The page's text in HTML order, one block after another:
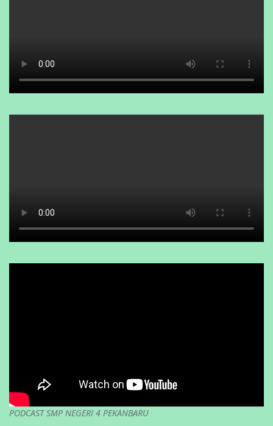
PODCAST SMP NEGERI 4 PEKANBARU